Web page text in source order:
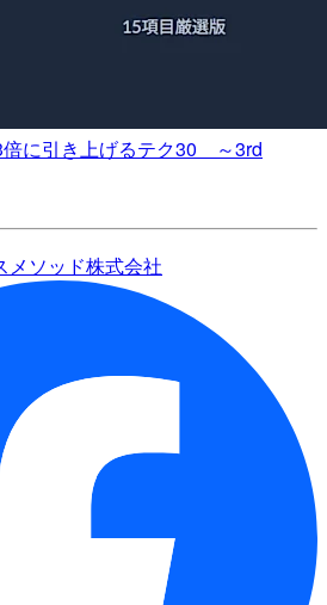
倍に引き上げるテク30 ～3rd
メソッド株式会社